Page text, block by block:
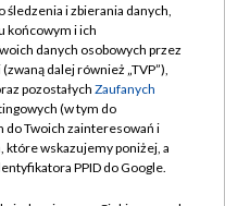
TVP
i zbierania danych,
końcowym i ich
danych osobowych przez
dalej również „TVP”),
pozostałych Zaufanych
(w tym do
do Twoich zainteresowań i
które wskazujemy poniżej, a
PPID do Google.